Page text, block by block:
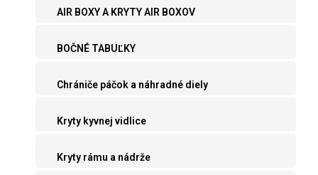
AIR BOXY A KRYTY AIR BOXOV
BOČNÉ TABUĽKY
Chrániče páčok a náhradné diely
Kryty kyvnej vidlice
Kryty rámu a nádrže